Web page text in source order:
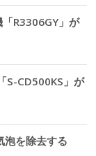
R3306GY」が
S-CD500KS」が
泡を除去する